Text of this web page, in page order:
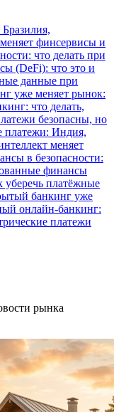
финсервисы и
что делать при
(DeFi): что это и
данные при
уже меняет рынок:
что делать,
безопасны, но
платежи: Индия,
меняет
в безопасности:
финансы
уберечь платёжные
банкинг уже
онлайн-банкинг:
платежи
рынка